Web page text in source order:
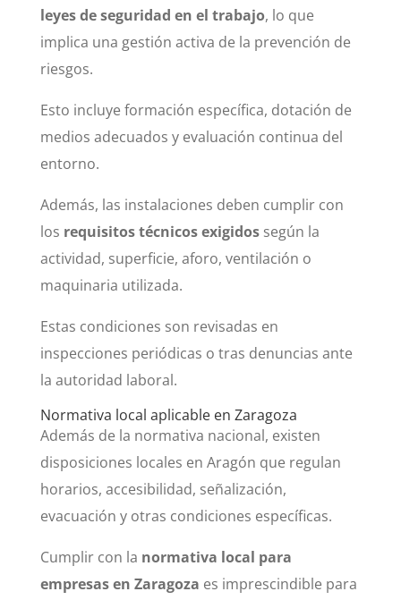
leyes de seguridad en el trabajo, lo que
implica una gestión activa de la prevención de
riesgos.
Esto incluye formación específica, dotación de
medios adecuados y evaluación continua del
entorno.
Además, las instalaciones deben cumplir con
los requisitos técnicos exigidossegún la
actividad, superficie, aforo, ventilación o
maquinaria utilizada.
Estas condiciones son revisadas en
inspecciones periódicas o tras denuncias ante
la autoridad laboral.
Normativa local aplicable en Zaragoza
Además de la normativa nacional, existen
disposiciones locales en Aragón que regulan
horarios, accesibilidad, señalización,
evacuación y otras condiciones específicas.
Cumplir con la normativa local para
empresas en Zaragoza es imprescindible para